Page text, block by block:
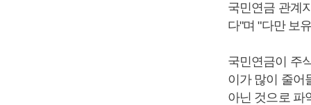
국민연금 관계
다"며 "다만 보
국민연금이 주
이가 많이 줄어
아닌 것으로 파